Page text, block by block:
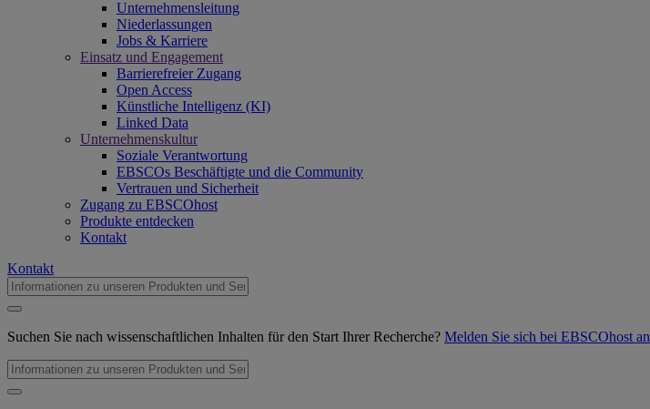
Unternehmensleitung
Niederlassungen
Jobs & Karriere
Einsatz und Engagement
Barrierefreier Zugang
Open Access
Künstliche Intelligenz (KI)
Linked Data
Unternehmenskultur
Soziale Verantwortung
EBSCOs Beschäftigte und die Community
Vertrauen und Sicherheit
Zugang zu EBSCOhost
Produkte entdecken
Kontakt
Kontakt
Suchen Sie nach wissenschaftlichen Inhalten für den Start Ihrer Recherche? Melden Sie sich bei EBSCOhost an